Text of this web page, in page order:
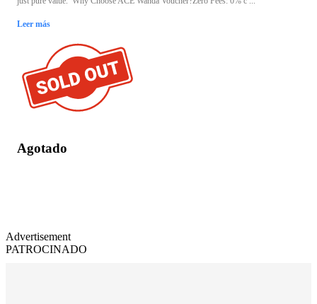
Leer más
Agotado
Advertisement
PATROCINADO